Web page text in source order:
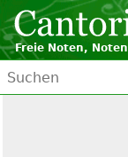
Freie Noten,